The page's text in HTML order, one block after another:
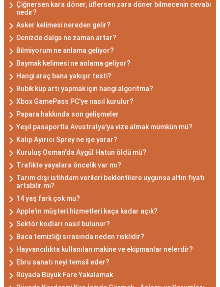
Çiğnersen kara döner, üflersen zara döner bilmecenin cevabı
nedir?
Asker kelimesi nereden gelir?
Denizde dalga ne zaman artar?
Bilmiyorum ne anlama geliyor?
Baymak kelimesi ne anlama geliyor?
Hangi araç bana yakışır testi?
Rubik küp artı yapmak için hangi algoritma?
Xbox GamePass PC'ye nasıl kurulur?
Papara hakkında son gelişmeler
Yeşil pasaportla Avustralya'ya vize almak mümkün mü?
Kalıp Ayırıcı Sprey ne işe yarar?
Kuruluş Osman'da Aygül Hatun öldü mü?
Trafikte yayalara öncelik var mı?
Tarım dışı istihdam verileri beklentilere uygunsa altın fiyatı
artabilir mi?
14 yaş fark çok mu?
Apple'ın müşteri hizmetleri kaça kadar açık?
Sektör kodları nasıl bulunur?
Baca temizliği sırasında neden risklidir?
Hayvancılıkta kullanılan makine ve ekipmanlar nelerdir?
Ebru sanatı neyi temsil eder?
Rüyada Büyük Fare Yakalamak